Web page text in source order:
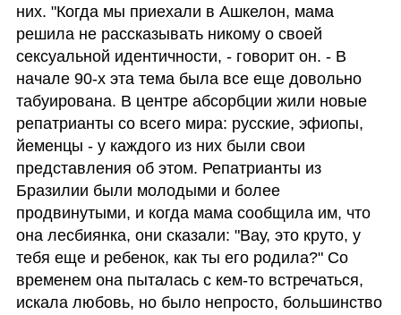
них. "Когда мы приехали в Ашкелон, мама
решила не рассказывать никому о своей
сексуальной идентичности, - говорит он. - В
начале 90-х эта тема была все еще довольно
табуирована. В центре абсорбции жили новые
репатрианты со всего мира: русские, эфиопы,
йеменцы - у каждого из них были свои
представления об этом. Репатрианты из
Бразилии были молодыми и более
продвинутыми, и когда мама сообщила им, что
она лесбиянка, они сказали: "Вау, это круто, у
тебя еще и ребенок, как ты его родила?" Со
временем она пыталась с кем-то встречаться,
искала любовь, но было непросто, большинство